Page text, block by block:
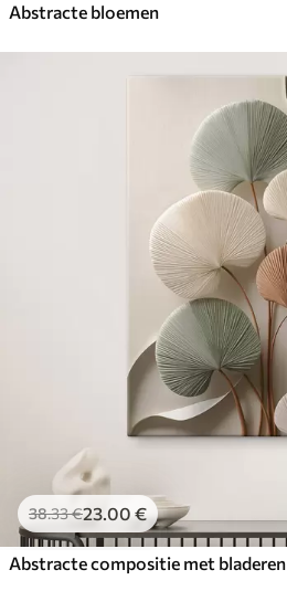
Abstracte bloemen
38.33€23.00 €
Abstracte compositie met bladeren